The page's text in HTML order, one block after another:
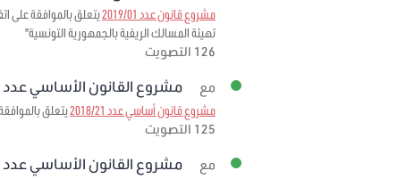
مشروع قانون عدد 2019/01
تهيئة المسالك الريفية بالجمهورية التونسية"
126 التصويت
مع مشروع القانون الأساسي عدد 2018/21 برمته
مشروع قانون أساسي عدد 2018/21
يتعلق
125 التصويت
مع مشروع القانون الأساسي عدد 2018/07 برمته